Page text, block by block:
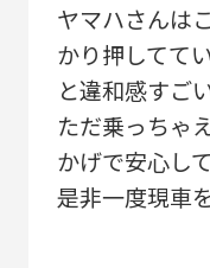
ヤマハさんは
かり押してて
と違和感すご
ただ乗っちゃ
かげで安心し
是非一度現車